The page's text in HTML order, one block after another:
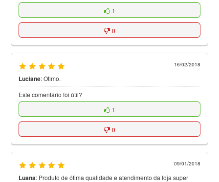
1
0
16/02/2018
Luciane:Otimo.
Este comentário foi útil?
1
0
09/01/2018
Luana: Produto de ótima qualidade e atendimento da loja super